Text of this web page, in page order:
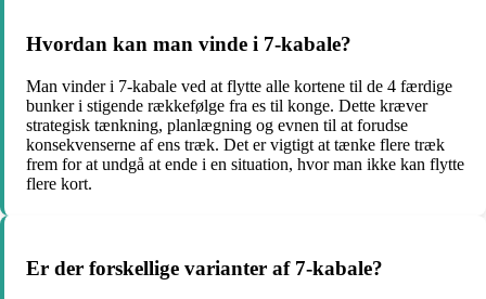
Hvordan kan man vinde i 7-kabale?
Man vinder i 7-kabale ved at flytte alle kortene til de 4 færdige
bunker i stigende rækkefølge fra es til konge. Dette kræver
strategisk tænkning, planlægning og evnen til at forudse
konsekvenserne af ens træk. Det er vigtigt at tænke flere træk
frem for at undgå at ende i en situation, hvor man ikke kan flytte
flere kort.
Er der forskellige varianter af 7-kabale?